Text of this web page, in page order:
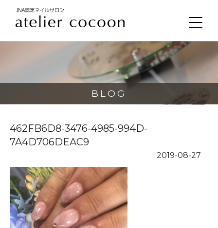
BLOG
462FB6D8-3476-4985-994D-
7A4D706DEAC9
2019-08-27